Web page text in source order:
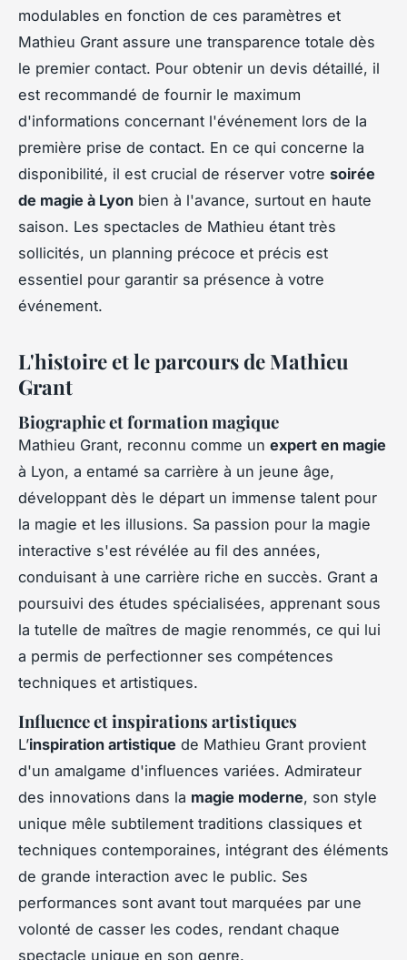
modulables en fonction de ces paramètres et
Mathieu Grant assure une transparence totale dès
le premier contact. Pour obtenir un devis détaillé, il
est recommandé de fournir le maximum
d'informations concernant l'événement lors de la
première prise de contact. En ce qui concerne la
disponibilité, il est crucial de réserver votre soirée
de magie à Lyon bien à l'avance, surtout en haute
saison. Les spectacles de Mathieu étant très
sollicités, un planning précoce et précis est
essentiel pour garantir sa présence à votre
événement.
L'histoire et le parcours de Mathieu
Grant
Biographie et formation magique
Mathieu Grant, reconnu comme un expert en magie
à Lyon, a entamé sa carrière à un jeune âge,
développant dès le départ un immense talent pour
la magie et les illusions. Sa passion pour la magie
interactive s'est révélée au fil des années,
conduisant à une carrière riche en succès. Grant a
poursuivi des études spécialisées, apprenant sous
la tutelle de maîtres de magie renommés, ce qui lui
a permis de perfectionner ses compétences
techniques et artistiques.
Influence et inspirations artistiques
L’inspiration artistique de Mathieu Grant provient
d'un amalgame d'influences variées. Admirateur
des innovations dans la magie moderne, son style
unique mêle subtilement traditions classiques et
techniques contemporaines, intégrant des éléments
de grande interaction avec le public. Ses
performances sont avant tout marquées par une
volonté de casser les codes, rendant chaque
spectacle unique en son genre.